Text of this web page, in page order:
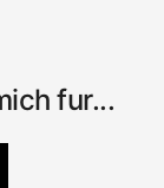
fur...